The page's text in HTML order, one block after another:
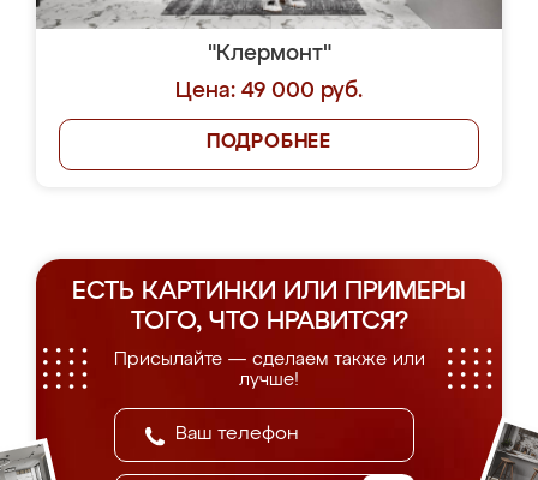
"Клермонт"
Цена: 49 000 руб.
ПОДРОБНЕЕ
ЕСТЬ КАРТИНКИ ИЛИ ПРИМЕРЫ
ТОГО, ЧТО НРАВИТСЯ?
Присылайте — сделаем также или
лучше!